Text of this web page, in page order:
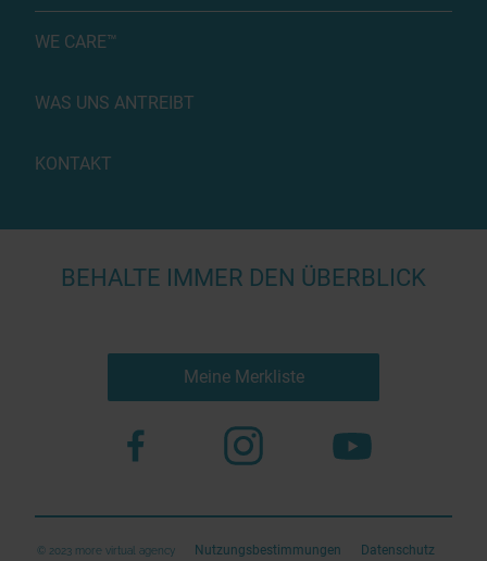
WE CARE™
WAS UNS ANTREIBT
KONTAKT
BEHALTE IMMER DEN ÜBERBLICK
Meine Merkliste
© 2023 more virtual agency Nutzungsbestimmungen Datenschutz